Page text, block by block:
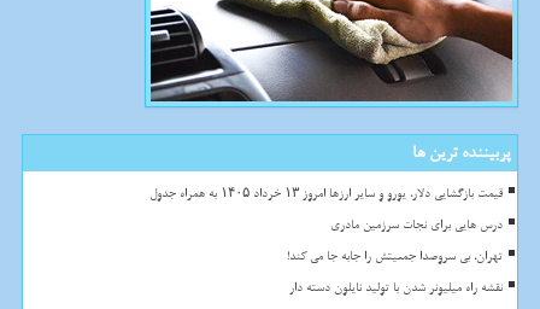
پربیننده ترین ها
قیمت بازگشایی دلار، یورو و سایر ارزها امروز ۱۳ خرداد ۱۴۰۵ به همراه جدول
درس هایی برای نجات سرزمین مادری
تهران، بی سروصدا جمعیتش را جابه جا می کند!
نقشه راه میلیونر شدن با تولید نایلون دسته دار